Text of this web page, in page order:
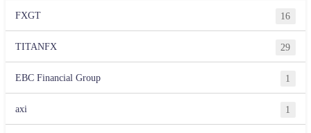
FXGT 16
TITANFX 29
EBC Financial Group 1
axi 1